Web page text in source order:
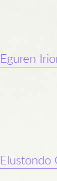
Eguren
Elustondo